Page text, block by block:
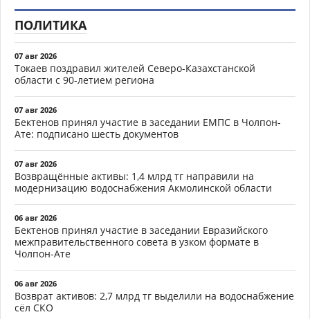
ПОЛИТИКА
07 авг 2026
Токаев поздравил жителей Северо-Казахстанской
области с 90-летием региона
07 авг 2026
Бектенов принял участие в заседании ЕМПС в Чолпон-
Ате: подписано шесть документов
07 авг 2026
Возвращённые активы: 1,4 млрд тг направили на
модернизацию водоснабжения Акмолинской области
06 авг 2026
Бектенов принял участие в заседании Евразийского
межправительственного совета в узком формате в
Чолпон-Ате
06 авг 2026
Возврат активов: 2,7 млрд тг выделили на водоснабжение
сёл СКО